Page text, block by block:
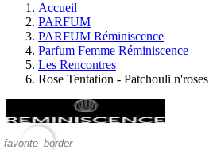
Accueil
PARFUM
PARFUM Réminiscence
Parfum Femme Réminiscence
Les Rencontres
Rose Tentation - Patchouli n'roses
favorite_border